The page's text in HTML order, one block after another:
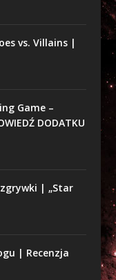
vs. Villains |
Game –
DODATKU
| „Star
| Recenzja